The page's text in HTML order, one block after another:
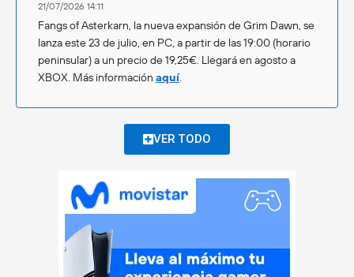
21/07/2026 14:11
Fangs of Asterkarn, la nueva expansión de Grim Dawn, se
lanza este 23 de julio, en PC, a partir de las 19:00 (horario
peninsular) a un precio de 19,25€. Llegará en agosto a
XBOX. Más información aquí.
VER TODO